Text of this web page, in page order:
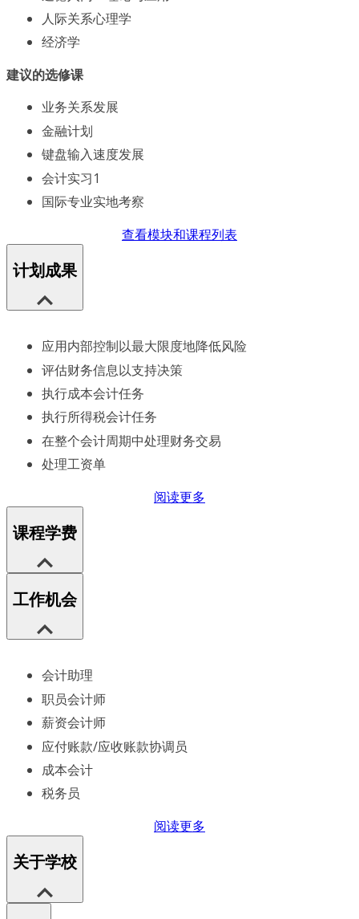
人际关系心理学
经济学
建议的选修课
业务关系发展
金融计划
键盘输入速度发展
会计实习1
国际专业实地考察
查看模块和课程列表
计划成果
应用内部控制以最大限度地降低风险
评估财务信息以支持决策
执行成本会计任务
执行所得税会计任务
在整个会计周期中处理财务交易
处理工资单
阅读更多
课程学费
工作机会
会计助理
职员会计师
薪资会计师
应付账款/应收账款协调员
成本会计
税务员
阅读更多
关于学校